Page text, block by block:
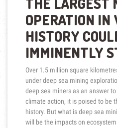
OPERATION IN
HISTORY
IMMINENTLY
Over 1.5 million square
under deep sea mining
deep sea miners as an answer to
climate action, it is poised to be
history. But what is deep sea
will be the impacts on